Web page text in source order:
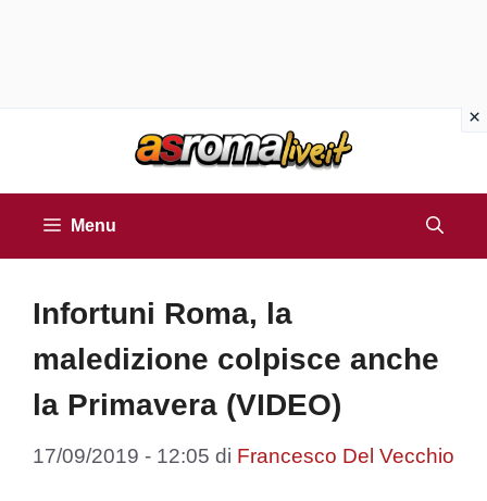
Menu
Infortuni Roma, la
maledizione colpisce anche
la Primavera (VIDEO)
17/09/2019 - 12:05 di Francesco Del Vecchio